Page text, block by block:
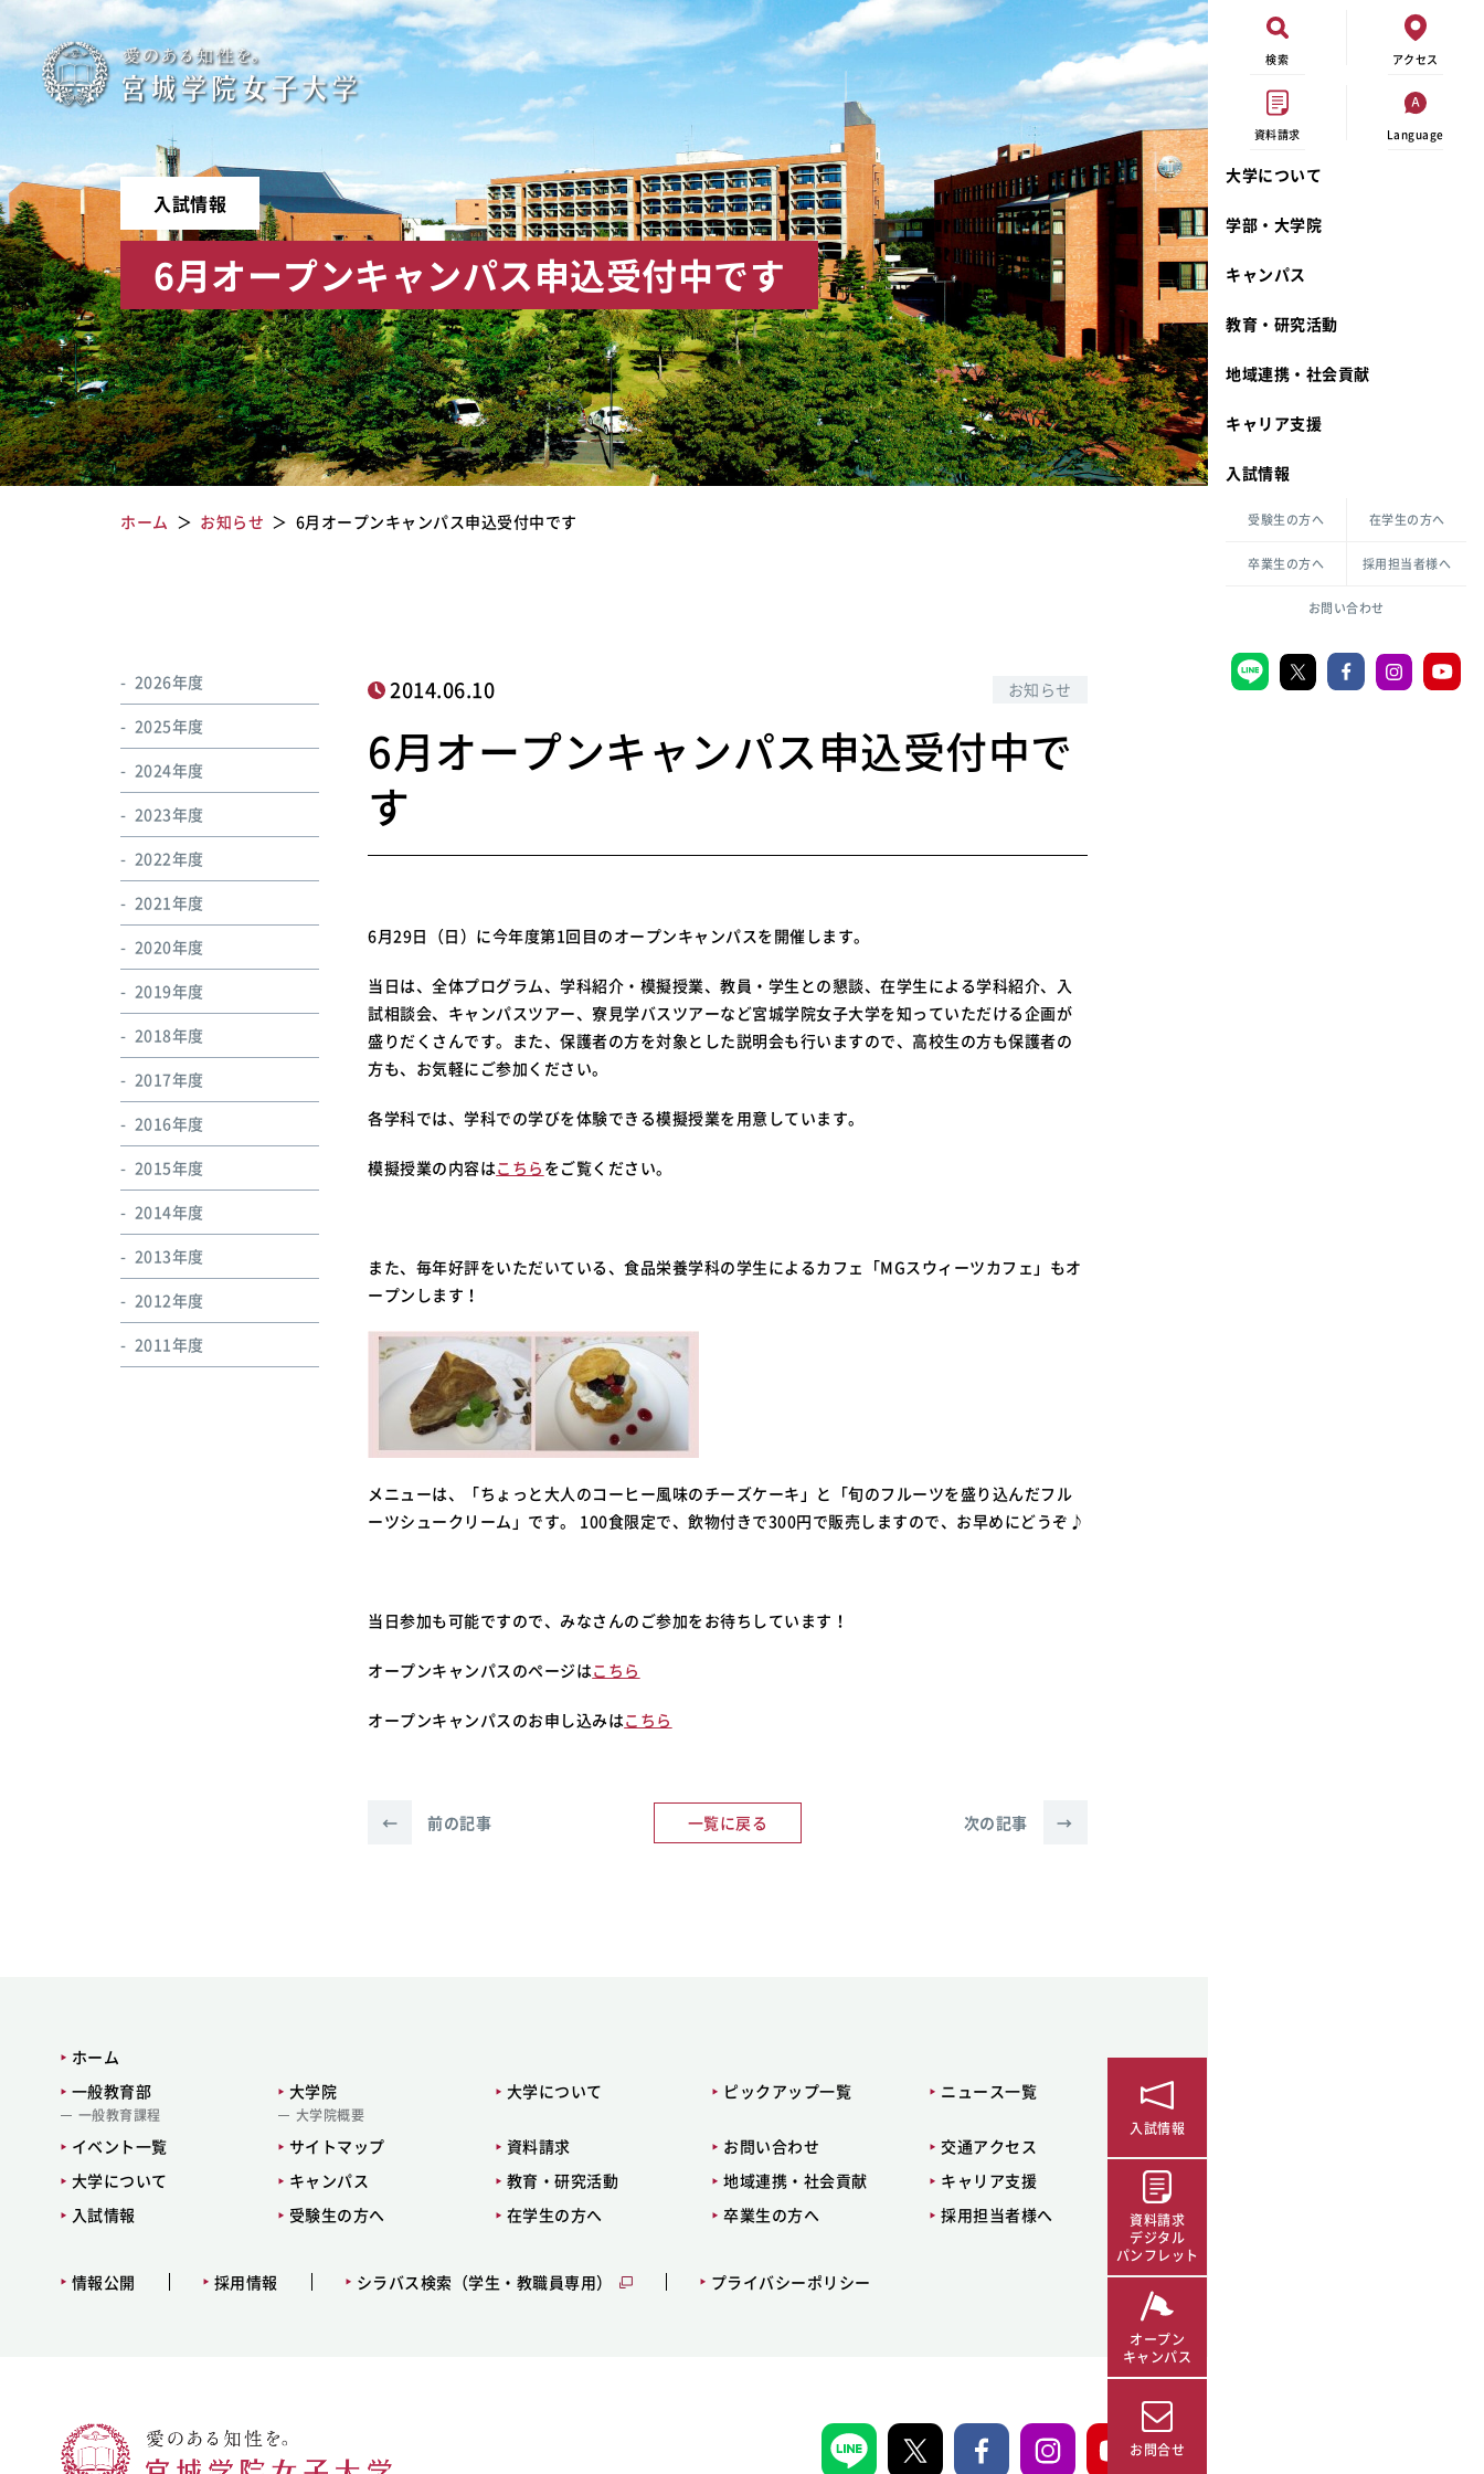
検索 アクセス
資料請求 Language
大学について
宮城学院 校歌
礼拝堂
カリキュラム・ポリシー
倫理憲章
ハラスメントの防止
共生のための多様性宣言
学部・大学院
生活文化デザイン学科
一般教育課程
キャンパス
奨学金
大学祭
キャンパスメンバーズ
教職センター
学芸員課程
図書館司書課程
教育・研究活動動物実験に関する情報公開
キリスト教文化研究所
生活環境科学研究所
地域連携・社会貢献
カリキュラム・入室方法
キャリア支援
入試情報
受験生の方へ 在学生の方へ
卒業生の方へ 採用担当者様へ
お問い合わせ
宮
城
学
院
女
子
大
学
入試情報
6月オープンキャンパス申込受付中です
ホーム お知らせ 6月オープンキャンパス申込受付中です
2014.06.10 お知らせ
6月オープンキャンパス申込受付中で
す
6月29日（日）に今年度第1回目のオープンキャンパスを開催します。
当日は、全体プログラム、学科紹介・模擬授業、教員・学生との懇談、在学生による学科紹介、入
試相談会、キャンパスツアー、寮見学バスツアーなど宮城学院女子大学を知っていただける企画が
盛りだくさんです。また、保護者の方を対象とした説明会も行いますので、高校生の方も保護者の
方も、お気軽にご参加ください。
各学科では、学科での学びを体験できる模擬授業を用意しています。
模擬授業の内容はこちら をご覧ください。
また、毎年好評をいただいている、食品栄養学科の学生によるカフェ「MGスウィーツカフェ」もオ
ープンします！
メニューは、「ちょっと大人のコーヒー風味のチーズケーキ」と「旬のフルーツを盛り込んだフル
ーツシュークリーム」です。 100食限定で、飲物付きで300円で販売しますので、お早めにどうぞ♪
当日参加も可能ですので、みなさんのご参加をお待ちしています！
オープンキャンパスのページはこちら
オープンキャンパスのお申し込みはこちら
← 前の記事 一覧に戻る 次の記事 →
2026年度
2025年度
2024年度
2023年度
2022年度
2021年度
2020年度
2019年度
2018年度
2017年度
2016年度
2015年度
2014年度
2013年度
2012年度
2011年度
ホーム
一般教育部
一般教育課程
大学院
大学院概要
大学について ピックアップ一覧 ニュース一覧
イベント一覧 サイトマップ 資料請求 お問い合わせ
交通アクセス
大学について
キャンパス 教育・研究活動 地域連携・社会貢献
キャリア支援
入試情報
受験生の方へ 在学生の方へ 卒業生の方へ 採用担当者様へ
情報公開 採用情報 シラバス検索（学生・教職員専用） プライバシーポリシー
入試情報
資料請求
デジタル
パンフレット
オープン
キャンパス
お問合せ